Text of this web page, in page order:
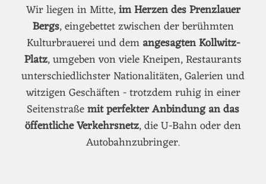
Wir liegen in Mitte,im Herzen des Prenzlauer
Bergs, eingebettet zwischen der berühmten
Kulturbrauerei und demangesagten Kollwitz-
Platz, umgeben von viele Kneipen, Restaurants
unterschiedlichster Nationalitäten, Galerien und
witzigen Geschäften - trotzdem ruhig in einer
Seitenstraßemit perfekter Anbindung an das
öffentliche Verkehrsnetz, die U-Bahn oder den
Autobahnzubringer.